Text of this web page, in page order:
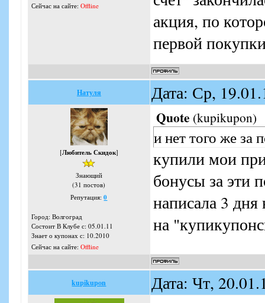
Сейчас на сайте: Offline
акция, по
первой
Натуля Дата: Ср,
[Любитель Скидок]
Знающий
(31 постов)
Репутация:0
Город: Волгоград
Состоит В Клубе с: 05.01.11
Знает о купонах с: 10.2010
Сейчас на сайте: Offline
Quote (kupikupon)
и нет того же за
купили мои
бонусы за эти
написала 3
на
kupikupon Дата: Чт,